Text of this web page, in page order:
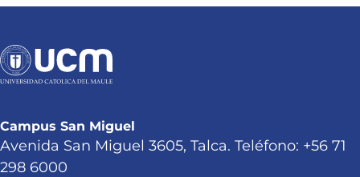
Campus San Miguel
Avenida San Miguel 3605, Talca. Teléfono: +56 71
298 6000